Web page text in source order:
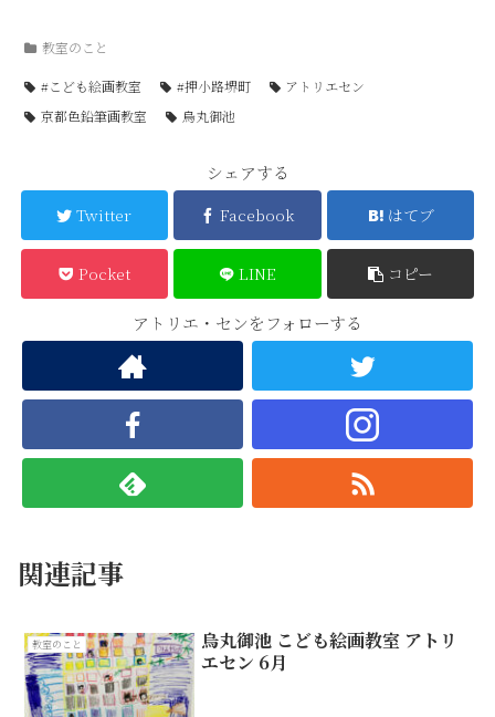
教室のこと
#こども絵画教室 #押小路堺町
アトリエセン
京都色鉛筆画教室
烏丸御池
シェアする
Twitter Facebook はてブ
Pocket LINE コピー
アトリエ・センをフォローする
関連記事
教室のこと
烏丸御池 こども絵画教室 アトリ
エセン 6月